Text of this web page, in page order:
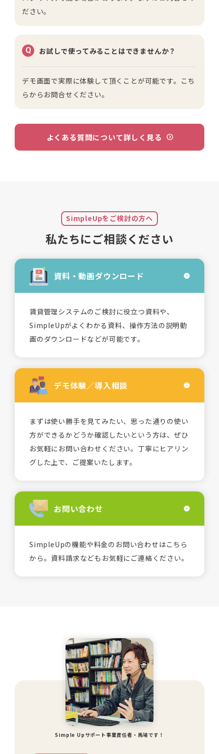
ださい。
Q お試しで使ってみることはできませんか？
デモ画面で実際に体験して頂くことが可能です。 こち
らからお問合せください。
よくある質問について詳しく見る
SimpleUpをご検討の方へ
私たちにご相談ください
資料・動画ダウンロード
賃貸管理システムのご検討に役立つ資料や、
SimpleUpがよくわかる資料、操作方法の説明動
画のダウンロードなどが可能です。
デモ体験／導入相談
まずは使い勝手を見てみたい、思った通りの使い
方ができるかどうか確認したいという方は、ぜひ
お気軽にお問い合わせください。丁寧にヒアリン
グした上で、ご提案いたします。
お問い合わせ
SimpleUpの機能や料金のお問い合わせはこちら
から。資料請求などもお気軽にご連絡ください。
Simple Upサポート事業責任者・馬場です！